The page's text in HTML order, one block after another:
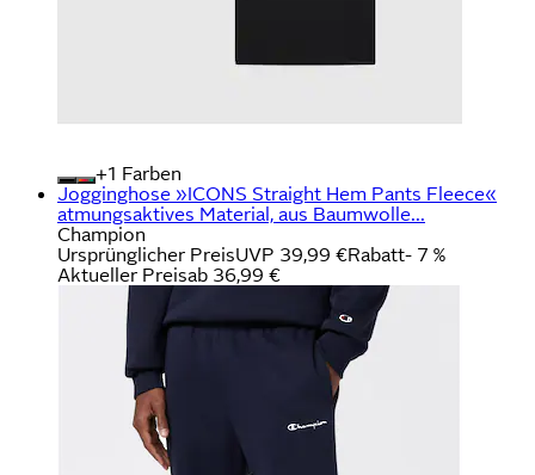
+
Farben
Jogginghose »ICONS Straight Hem Pants Fleece«
atmungsaktives Material, aus Baumwolle...
Champion
Ursprünglicher PreisUVP 39,99 €Rabatt- 7 %
Aktueller Preisab 36,99 €